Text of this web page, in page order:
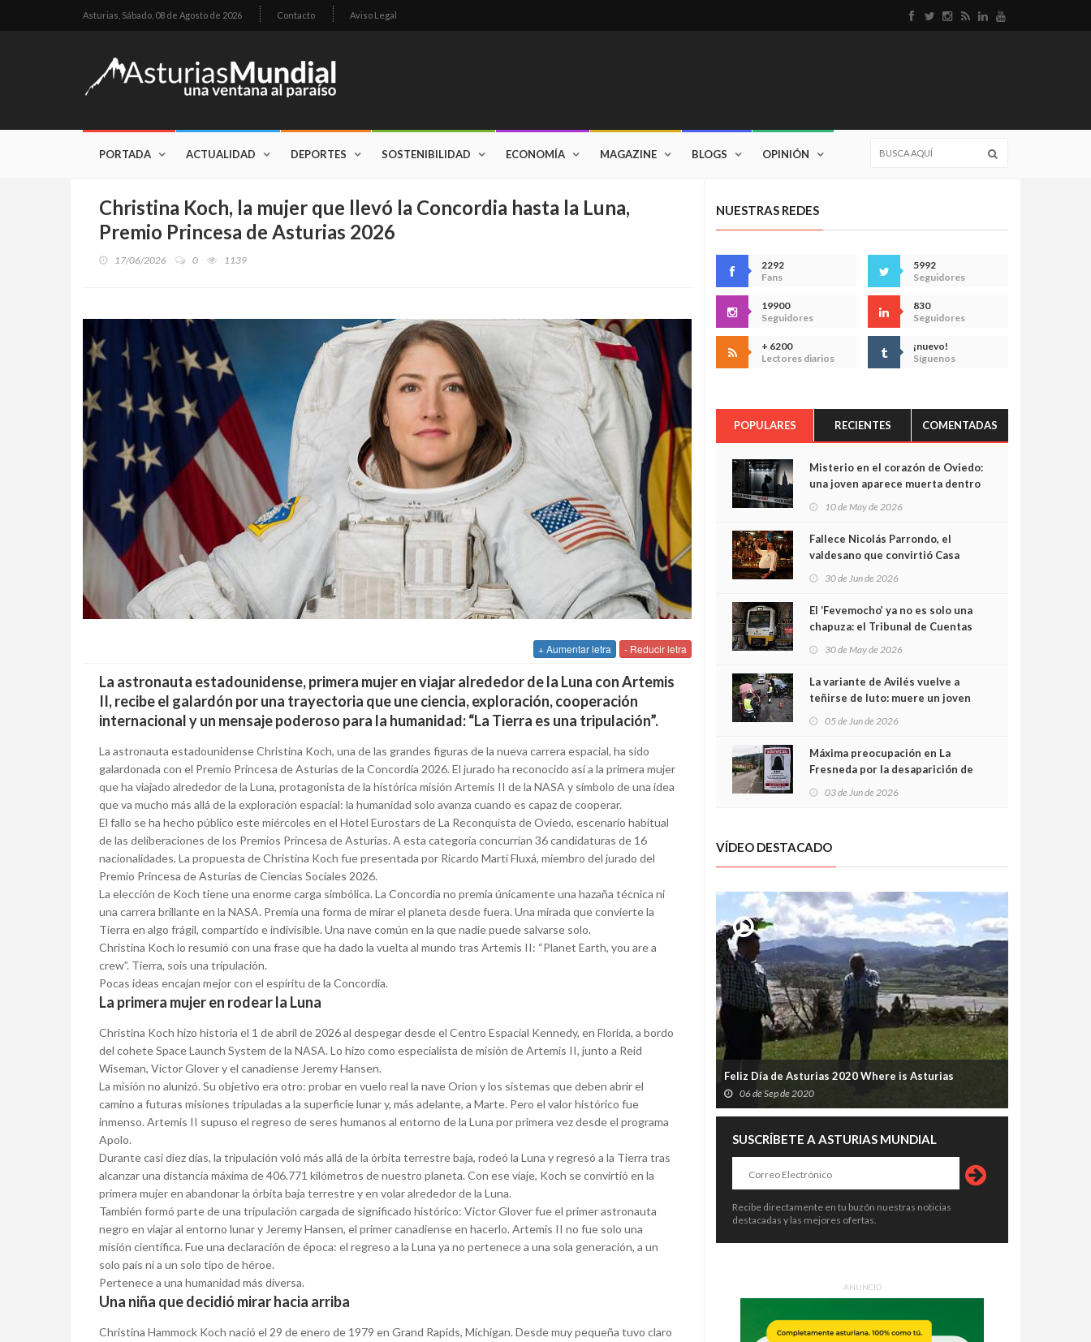
Asturias, Sábado, 08 de Agosto de 2026 Contacto Aviso Legal
PORTADA ACTUALIDAD DEPORTES SOSTENIBILIDAD ECONOMÍA MAGAZINE BLOGS OPINIÓN
Christina Koch, la mujer que llevó la Concordia hasta la Luna,
Premio Princesa de Asturias 2026
17/06/2026 0 1139
+ Aumentar letra - Reducir letra
La astronauta estadounidense, primera mujer en viajar alrededor de la Luna con Artemis
II, recibe el galardón por una trayectoria que une ciencia, exploración, cooperación
internacional y un mensaje poderoso para la humanidad: “La Tierra es una tripulación”.
La astronauta estadounidense Christina Koch, una de las grandes figuras de la nueva carrera espacial, ha sido
galardonada con el Premio Princesa de Asturias de la Concordia 2026. El jurado ha reconocido así a la primera mujer
que ha viajado alrededor de la Luna, protagonista de la histórica misión Artemis II de la NASA y símbolo de una idea
que va mucho más allá de la exploración espacial: la humanidad solo avanza cuando es capaz de cooperar.
El fallo se ha hecho público este miércoles en el Hotel Eurostars de La Reconquista de Oviedo, escenario habitual
de las deliberaciones de los Premios Princesa de Asturias. A esta categoría concurrían 36 candidaturas de 16
nacionalidades. La propuesta de Christina Koch fue presentada por Ricardo Martí Fluxá, miembro del jurado del
Premio Princesa de Asturias de Ciencias Sociales 2026.
La elección de Koch tiene una enorme carga simbólica. La Concordia no premia únicamente una hazaña técnica ni
una carrera brillante en la NASA. Premia una forma de mirar el planeta desde fuera. Una mirada que convierte la
Tierra en algo frágil, compartido e indivisible. Una nave común en la que nadie puede salvarse solo.
Christina Koch lo resumió con una frase que ha dado la vuelta al mundo tras Artemis II: “Planet Earth, you are a
crew”. Tierra, sois una tripulación.
Pocas ideas encajan mejor con el espíritu de la Concordia.
La primera mujer en rodear la Luna
Christina Koch hizo historia el 1 de abril de 2026 al despegar desde el Centro Espacial Kennedy, en Florida, a bordo
del cohete Space Launch System de la NASA. Lo hizo como especialista de misión de Artemis II, junto a Reid
Wiseman, Victor Glover y el canadiense Jeremy Hansen.
La misión no alunizó. Su objetivo era otro: probar en vuelo real la nave Orion y los sistemas que deben abrir el
camino a futuras misiones tripuladas a la superficie lunar y, más adelante, a Marte. Pero el valor histórico fue
inmenso. Artemis II supuso el regreso de seres humanos al entorno de la Luna por primera vez desde el programa
Apolo.
Durante casi diez días, la tripulación voló más allá de la órbita terrestre baja, rodeó la Luna y regresó a la Tierra tras
alcanzar una distancia máxima de 406.771 kilómetros de nuestro planeta. Con ese viaje, Koch se convirtió en la
primera mujer en abandonar la órbita baja terrestre y en volar alrededor de la Luna.
También formó parte de una tripulación cargada de significado histórico: Victor Glover fue el primer astronauta
negro en viajar al entorno lunar y Jeremy Hansen, el primer canadiense en hacerlo. Artemis II no fue solo una
misión científica. Fue una declaración de época: el regreso a la Luna ya no pertenece a una sola generación, a un
solo país ni a un solo tipo de héroe.
Pertenece a una humanidad más diversa.
Una niña que decidió mirar hacia arriba
Christina Hammock Koch nació el 29 de enero de 1979 en Grand Rapids, Míchigan. Desde muy pequeña tuvo claro
NUESTRAS REDES
2292
Fans
5992
Seguidores
19900
Seguidores
830
Seguidores
+ 6200
Lectores diarios
¡nuevo!
Síguenos
POPULARES RECIENTES COMENTADAS
Misterio en el corazón de Oviedo:
una joven aparece muerta dentro
cámaras captan sus últimos
minutos
10 de May de 2026
Fallece Nicolás Parrondo, el
valdesano que convirtió Casa
30 de Jun de 2026
El ‘Fevemocho’ ya no es solo una
chapuza: el Tribunal de Cuentas
sobrecoste de los trenes que no
cabían por los túneles
30 de May de 2026
La variante de Avilés vuelve a
teñirse de luto: muere un joven
05 de Jun de 2026
Máxima preocupación en La
Fresneda por la desaparición de
03 de Jun de 2026
VÍDEO DESTACADO
Feliz Día de Asturias 2020 Where is Asturias
06 de Sep de 2020
SUSCRÍBETE A ASTURIAS MUNDIAL
Recibe directamente en tu buzón nuestras noticias
destacadas y las mejores ofertas.
ANUNCIO